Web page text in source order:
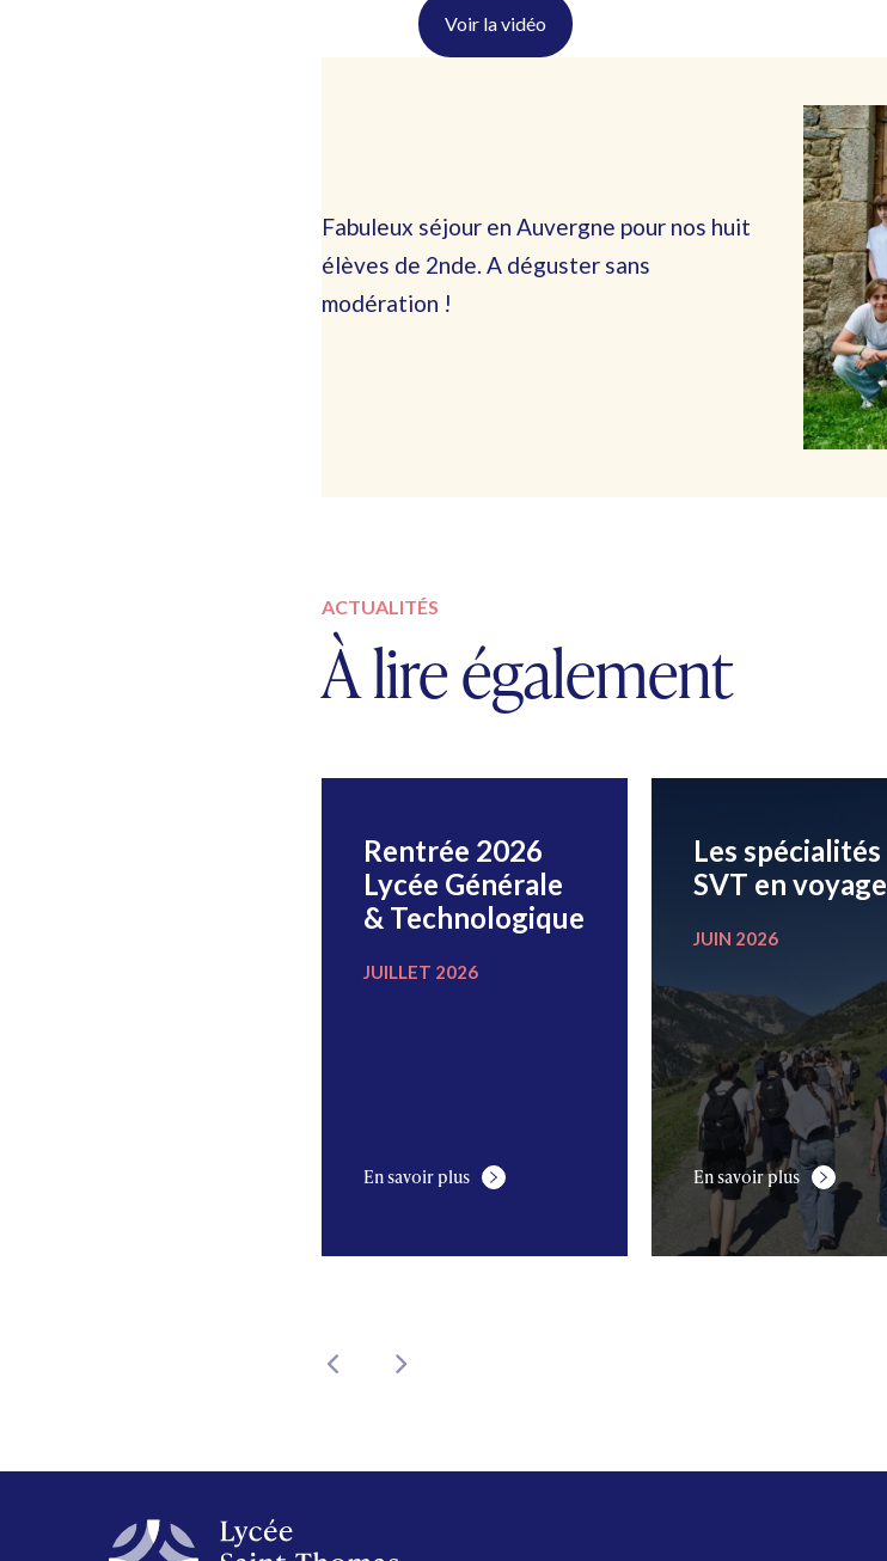
Voir la vidéo
Fabuleux séjour en Auvergne pour nos huit
élèves de 2nde. A déguster sans
modération !
ACTUALITÉS
À lire également
Rentrée 2026
Lycée Générale
& Technologique
JUILLET 2026
En savoir plus
Les spécialités
SVT en voyage
JUIN 2026
En savoir plus